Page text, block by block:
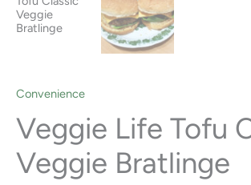
Convenience
Veggie Life Tofu
Veggie Bratlinge